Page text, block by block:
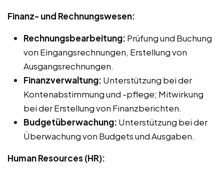
Finanz- und Rechnungswesen:
Rechnungsbearbeitung: Prüfung und Buchung
von Eingangsrechnungen, Erstellung von
Ausgangsrechnungen.
Finanzverwaltung: Unterstützung bei der
Kontenabstimmung und -pflege; Mitwirkung
bei der Erstellung von Finanzberichten.
Budgetüberwachung: Unterstützung bei der
Überwachung von Budgets und Ausgaben.
Human Resources (HR):